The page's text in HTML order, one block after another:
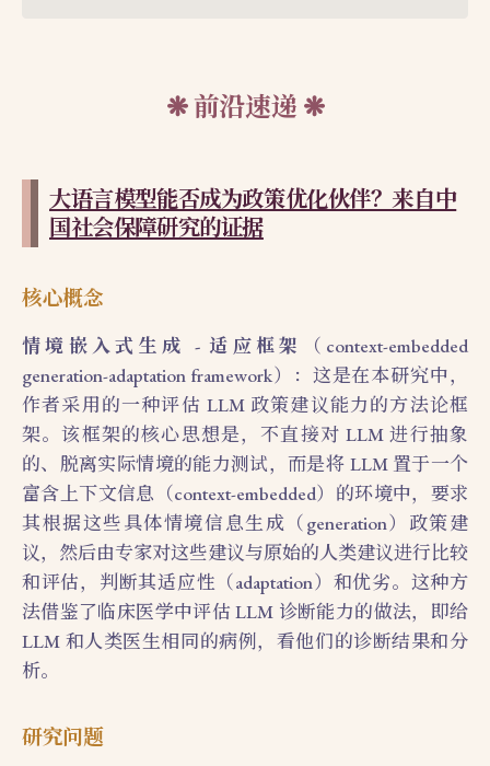
前沿速递
大语言模型能否成为政策优化伙伴？来自中
国社会保障研究的证据
核心概念
情境嵌入式生成 - 适应框架
（context-embedded
generation-adaptation framework）：这是在本研究中，
作者采用的一种评估 LLM 政策建议能力的方法论框
架。该框架的核心思想是，不直接对 LLM 进行抽象
的、脱离实际情境的能力测试，而是将 LLM 置于一个
富含上下文信息（context-embedded）的环境中，要求
其根据这些具体情境信息生成（generation）政策建
议，然后由专家对这些建议与原始的人类建议进行比较
和评估，判断其适应性（adaptation）和优劣。这种方
法借鉴了临床医学中评估 LLM 诊断能力的做法，即给
LLM 和人类医生相同的病例，看他们的诊断结果和分
析。
研究问题